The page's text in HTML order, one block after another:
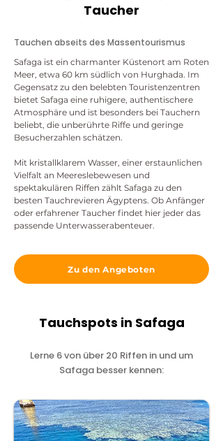
Taucher
Tauchen abseits des Massentourismus
Safaga ist ein charmanter Küstenort am Roten
Meer, etwa 60 km südlich von Hurghada. Im
Gegensatz zu den belebten Touristenzentren
bietet Safaga eine ruhigere, authentischere
Atmosphäre und ist besonders bei Tauchern
beliebt, die unberührte Riffe und geringe
Besucherzahlen schätzen.
Mit kristallklarem Wasser, einer erstaunlichen
Vielfalt an Meereslebewesen und
spektakulären Riffen zählt Safaga zu den
besten Tauchrevieren Ägyptens. Ob Anfänger
oder erfahrener Taucher findet hier jeder das
passende Unterwasserabenteuer.
Zu den Angeboten
Tauchspots in Safaga
Lerne 6 von über 20 Riffen in und um
Safaga besser kennen: